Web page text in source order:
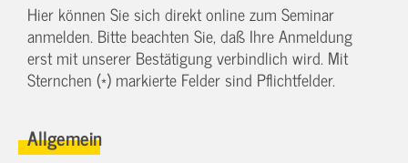
Hier können Sie sich direkt online zum Seminar
anmelden. Bitte beachten Sie, daß Ihre Anmeldung
erst mit unserer Bestätigung verbindlich wird. Mit
Sternchen (*) markierte Felder sind Pflichtfelder.
Allgemein